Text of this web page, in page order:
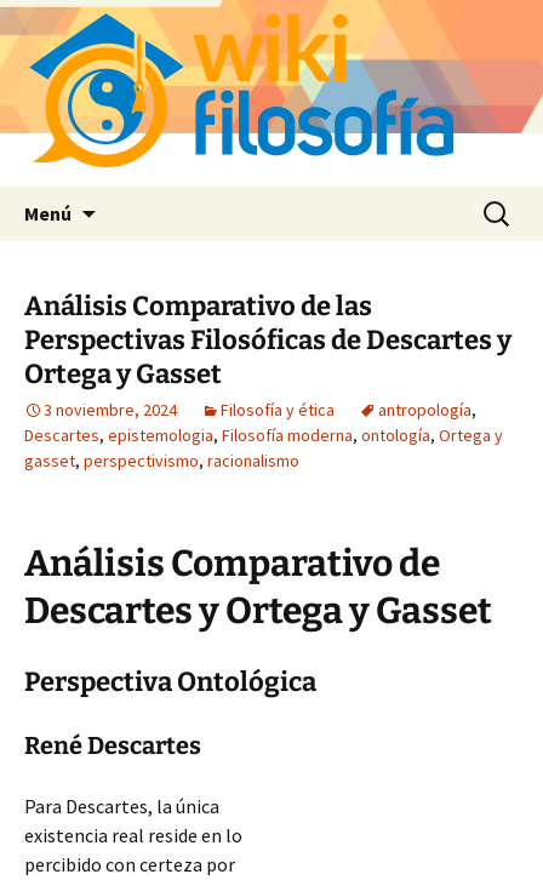
Menú Buscar:
Análisis Comparativo de las
Perspectivas Filosóficas de Descartes y
Ortega y Gasset
3 noviembre, 2024 Filosofía y ética antropología,
Descartes, epistemologia, Filosofía moderna, ontología, Ortega y
gasset, perspectivismo, racionalismo
Análisis Comparativo de
Descartes y Ortega y Gasset
Perspectiva Ontológica
René Descartes
Para Descartes, la única
existencia real reside en lo
percibido con certeza por